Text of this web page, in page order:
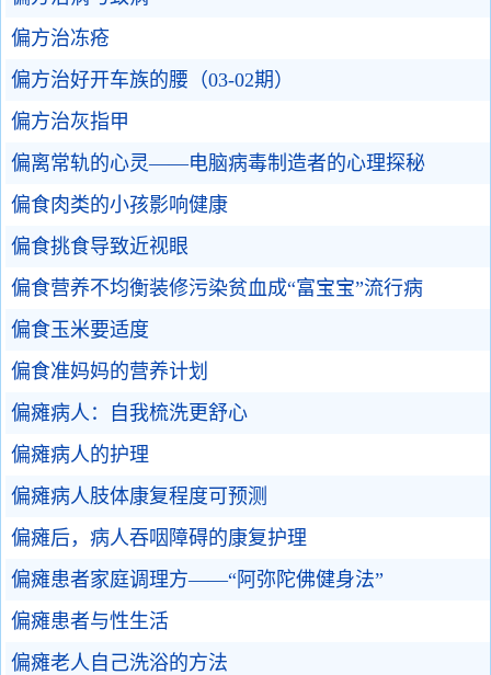
偏方治冻疮
偏方治好开车族的腰（03-02期）
偏方治灰指甲
偏离常轨的心灵——电脑病毒制造者的心理探秘
偏食肉类的小孩影响健康
偏食挑食导致近视眼
偏食营养不均衡装修污染贫血成“富宝宝”流行病
偏食玉米要适度
偏食准妈妈的营养计划
偏瘫病人：自我梳洗更舒心
偏瘫病人的护理
偏瘫病人肢体康复程度可预测
偏瘫后，病人吞咽障碍的康复护理
偏瘫患者家庭调理方——“阿弥陀佛健身法”
偏瘫患者与性生活
偏瘫老人自己洗浴的方法